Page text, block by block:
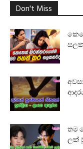
Don't Miss
තම
ලක්